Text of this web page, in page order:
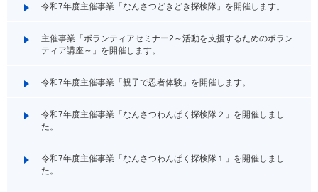
令和7年度主催事業「なんさつどきどき探検隊」を開催します。
主催事業「ボランティアセミナー2～活動を支援するためのボラン
ティア講座～」を開催します。
令和7年度主催事業「親子で忍者体験」を開催します。
令和7年度主催事業「なんさつわんぱく探検隊２」を開催しまし
た。
令和7年度主催事業「なんさつわんぱく探検隊１」を開催しまし
た。